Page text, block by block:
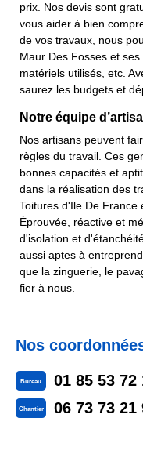
prix. Nos devis sont
vous aider à bien
de vos travaux, nous
Maur Des Fosses et
matériels utilisés, etc.
saurez les budgets et
Notre équipe
Nos artisans peuvent
règles du travail. Ces
bonnes capacités et
dans la réalisation des
Toitures d'Ile De France
Éprouvée, réactive et
d'isolation et
aussi aptes à
que la zinguerie, le
fier à nous.
Nos
Bureau 01 85 53 72
Chantier 06 73 73 21